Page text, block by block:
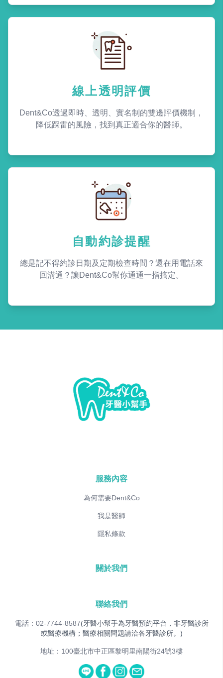
線上透明評價
Dent&Co透過即時、透明、實名制的雙邊評價機制，
降低踩雷的風險，找到真正適合你的醫師。
自動約診提醒
總是記不得約診日期及定期檢查時間？還在用電話來
回溝通？讓Dent&Co幫你通通一指搞定。
服務內容
為何需要Dent&Co
我是醫師
隱私條款
關於我們
聯絡我們
電話：02-7744-8587(牙醫小幫手為牙醫預約平台，非牙醫診所
或醫療機構；醫療相關問題請洽各牙醫診所。)
地址：100臺北市中正區黎明里南陽街24號3樓